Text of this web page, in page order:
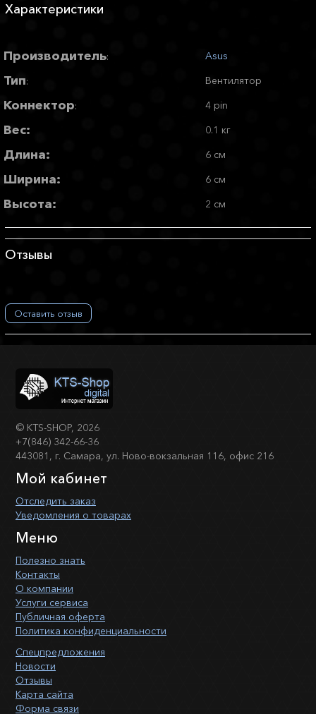
Характеристики
Производитель: Asus
Тип: Вентилятор
Коннектор: 4 pin
Вес: 0.1 кг
Длина: 6 см
Ширина: 6 см
Высота: 2 см
Отзывы
Оставить отзыв
© KTS-SHOP, 2026
+7(846) 342-66-36
443081, г. Самара, ул. Ново-вокзальная 116, офис 216
Мой кабинет
Отследить заказ
Уведомления о товарах
Меню
Полезно знать
Контакты
О компании
Услуги сервиса
Публичная оферта
Политика конфиденциальности
Спецпредложения
Новости
Отзывы
Карта сайта
Форма связи